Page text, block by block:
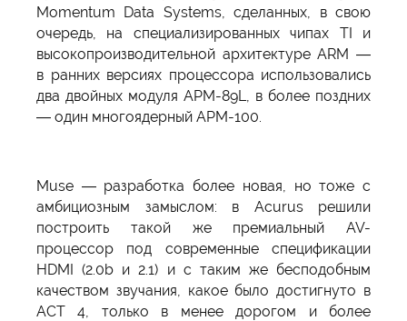
Momentum Data Systems, сделанных, в свою
очередь, на специализированных чипах TI и
высокопроизводительной архитектуре ARM —
в ранних версиях процессора использовались
два двойных модуля APM-89L, в более поздних
— один многоядерный APM-100.
Muse — разработка более новая, но тоже с
амбициозным замыслом: в Acurus решили
построить такой же премиальный AV-
процессор под современные спецификации
HDMI (2.0b и 2.1) и с таким же бесподобным
качеством звучания, какое было достигнуто в
АСТ 4, только в менее дорогом и более